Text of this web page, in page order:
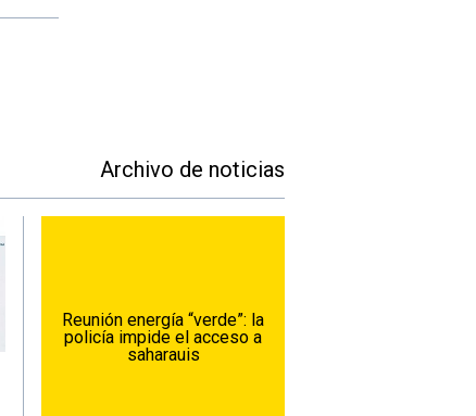
Archivo de noticias
Reunión energía “verde”: la
policía impide el acceso a
saharauis